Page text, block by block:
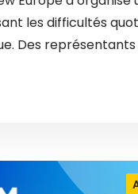
les difficultés
Des
tous les…